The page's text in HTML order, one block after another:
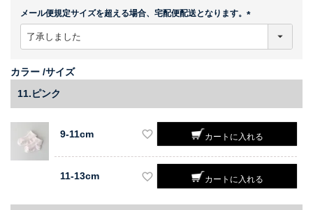
メール便規定サイズを超える場合、宅配便配送となります。
カラー サイズ
11.ピンク
9-11cm カートに入れる
11-13cm カートに入れる